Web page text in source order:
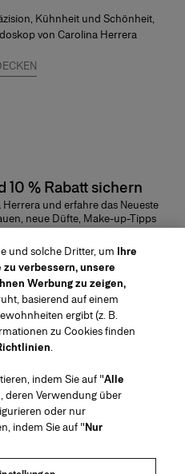
Kühnheit und Schönheit,
von Carolina Herrera
% Rabatt sichern
und erfahre das Neueste
neue Düfte, Make-up-Tipps
mehr.
ABSENDEN
Kontaktiere uns
Packaging Recycling Instructions
Stellenangebote
und solche Dritter, um Ihre
verbessern, unsere
Werbung zu zeigen,
basierend auf einem
ergibt (z. B.
zu Cookies finden
.
indem Sie auf "Alle
deren Verwendung über
oder nur
indem Sie auf "Nur